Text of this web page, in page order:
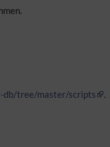
db/tree/master/scripts .